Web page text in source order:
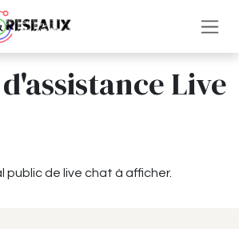
Live
public de live chat à afficher.